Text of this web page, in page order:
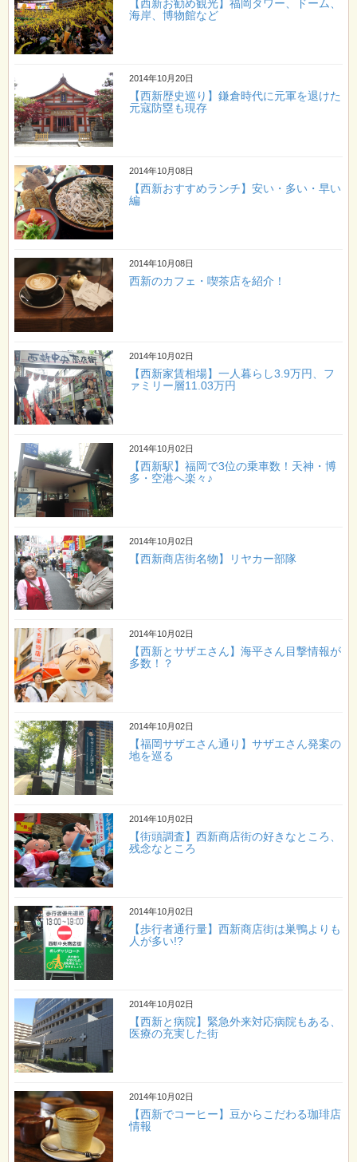
【西新お勧め観光】福岡タワー、ドーム、
海岸、博物館など
2014年10月20日
【西新歴史巡り】鎌倉時代に元軍を退けた
元寇防塁も現存
2014年10月08日
【西新おすすめランチ】安い・多い・早い
編
2014年10月08日
西新のカフェ・喫茶店を紹介！
2014年10月02日
【西新家賃相場】一人暮らし3.9万円、フ
ァミリー層11.03万円
2014年10月02日
【西新駅】福岡で3位の乗車数！天神・博
多・空港へ楽々♪
2014年10月02日
【西新商店街名物】リヤカー部隊
2014年10月02日
【西新とサザエさん】海平さん目撃情報が
多数！？
2014年10月02日
【福岡サザエさん通り】サザエさん発案の
地を巡る
2014年10月02日
【街頭調査】西新商店街の好きなところ、
残念なところ
2014年10月02日
【歩行者通行量】西新商店街は巣鴨よりも
人が多い!?
2014年10月02日
【西新と病院】緊急外来対応病院もある、
医療の充実した街
2014年10月02日
【西新でコーヒー】豆からこだわる珈琲店
情報